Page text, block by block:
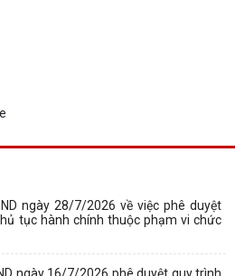
ngày 28/7/2026 về việc phê duyệt
tục hành chính thuộc phạm vi chức
ngày 16/7/2026 phê duyệt quy trình